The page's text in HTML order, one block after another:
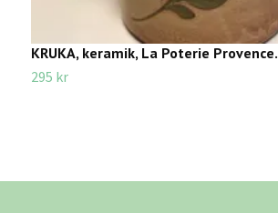
KRUKA, keramik, La Poterie Provence.
295 kr